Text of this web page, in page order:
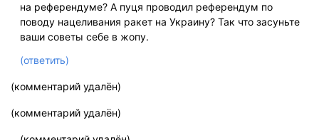
на референдуме? А пуця проводил референдум по
поводу нацеливания ракет на Украину? Так что засуньте
ваши советы себе в жопу.
(ответить)
(комментарий удалён)
(комментарий удалён)